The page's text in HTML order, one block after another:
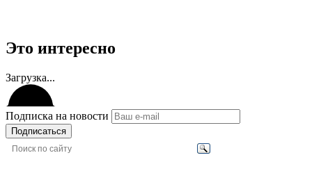
Это интересно
Загрузка...
Подписка на новости
Подписаться